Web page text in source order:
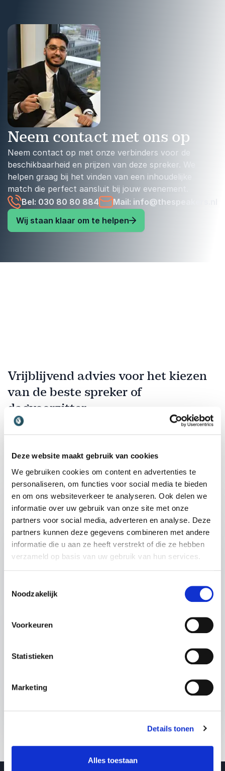
Deze website maakt gebruik van cookies
We gebruiken cookies om content en advertenties te
personaliseren, om functies voor social media te bieden
en om ons websiteverkeer te analyseren. Ook delen we
informatie over uw gebruik van onze site met onze
partners voor social media, adverteren en analyse. Deze
partners kunnen deze gegevens combineren met andere
informatie die u aan ze heeft verstrekt of die ze hebben
verzameld op basis van uw gebruik van hun services.
Noodzakelijk
Voorkeuren
Statistieken
Marketing
Details tonen
Alles toestaan
Neem contact met ons op
Neem contact op met onze verbinders voor de
beschikbaarheid en prijzen van deze spreker. We
helpen graag bij het vinden van een inhoudelijke
match die perfect aansluit bij jouw evenement.
Bel: 030 80 80 884
Mail: info@thespeakers.nl
Wij staan klaar om te helpen
Vrijblijvend advies voor het kiezen
van de beste spreker of
dagvoorzitter
Dien eenvoudig een aanvraag in. Je krijgt snel een
Naam*
Email*